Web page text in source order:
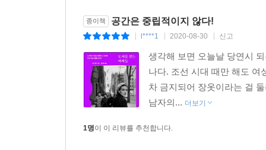
리스는 버지니아 울프가 “관점의 차이”라고 부
제대로 입지도 말을 제대로 하지도 질문에 제대
오면 우리는 이제야 나 자신으로 살 수 있구나 싶
있는 병원에 입원해 수술을 기다리며 우울증에
산다는 말이 나온다. 여자는 간호사나 다른 환자
종이책 공간은 중립적이지 않다!
l****1 2020-08-30 신고
생각해 보면 오늘날 당연시
나다. 조선 시대 때만 해도 여
차 금지되어 장옷이라는 걸
남자의... 더보기
1명이 이 리뷰를 추천합니다.